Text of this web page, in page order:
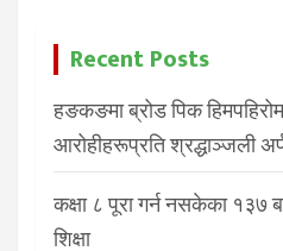
Recent Posts
हङकङमा ब्रोड पिक
आरोहीहरूप्रति श्रद्धाञ्जली
कक्षा ८ पूरा गर्न नसकेका १३७
शिक्षा